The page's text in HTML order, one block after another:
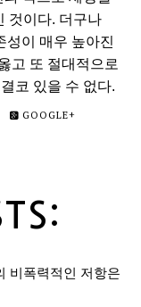
것이다. 더구나
성이 매우 높아진
고 또 절대적으로
코 있을 수 없다.
GOOGLE+
비폭력적인 저항은